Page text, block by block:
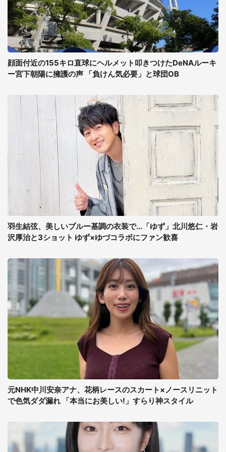
顔面付近の155キロ直球にヘルメット叩きつけたDeNAルーキ
ー宮下朝陽に擁護の声 「負けん気必要」と球団OB
羽生結弦、美しいブルー基調の衣装で...「ゆず」北川悠仁・岩
沢厚治と3ショット ゆず×ゆづコラボにファン歓喜
元NHK中川安奈アナ、花柄レースのスカート×ノースリニット
で色気ダダ漏れ 「本当にお美しい!」すらり神スタイル